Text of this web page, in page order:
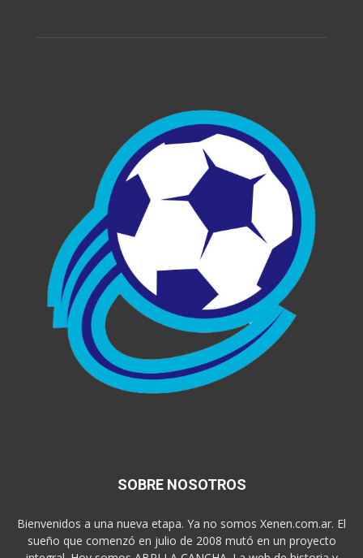
SOBRE NOSOTROS
Bienvenidos a una nueva etapa. Ya no somos Xenen.com.ar. El
sueño que comenzó en julio de 2008 mutó en un proyecto